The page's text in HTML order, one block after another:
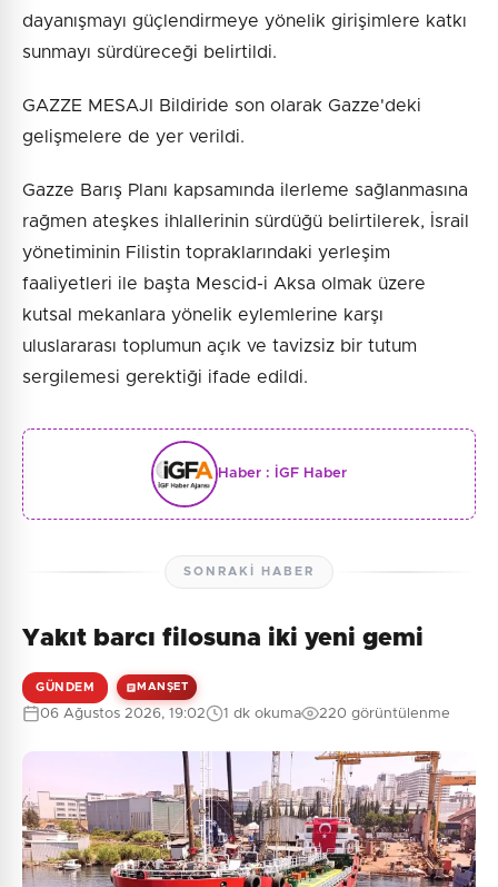
dayanışmayı güçlendirmeye yönelik girişimlere katkı
sunmayı sürdüreceği belirtildi.
GAZZE MESAJI Bildiride son olarak Gazze'deki
gelişmelere de yer verildi.
Gazze Barış Planı kapsamında ilerleme sağlanmasına
rağmen ateşkes ihlallerinin sürdüğü belirtilerek, İsrail
yönetiminin Filistin topraklarındaki yerleşim
faaliyetleri ile başta Mescid-i Aksa olmak üzere
kutsal mekanlara yönelik eylemlerine karşı
uluslararası toplumun açık ve tavizsiz bir tutum
sergilemesi gerektiği ifade edildi.
Haber : İGF Haber
SONRAKI HABER
Yakıt barcı filosuna iki yeni gemi
GÜNDEM MANŞET
06 Ağustos 2026, 19:02 1 dk okuma 220 görüntülenme